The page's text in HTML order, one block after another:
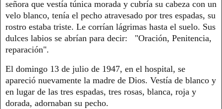
señora que vestía túnica morada y cubría su cabeza con un
velo blanco, tenía el pecho atravesado por tres espadas, su
rostro estaba triste. Le corrían lágrimas hasta el suelo. Sus
dulces labios se abrían para decir: "Oración, Penitencia,
reparación".
El domingo 13 de julio de 1947, en el hospital, se
apareció nuevamente la madre de Dios. Vestía de blanco y
en lugar de las tres espadas, tres rosas, blanca, roja y
dorada, adornaban su pecho.